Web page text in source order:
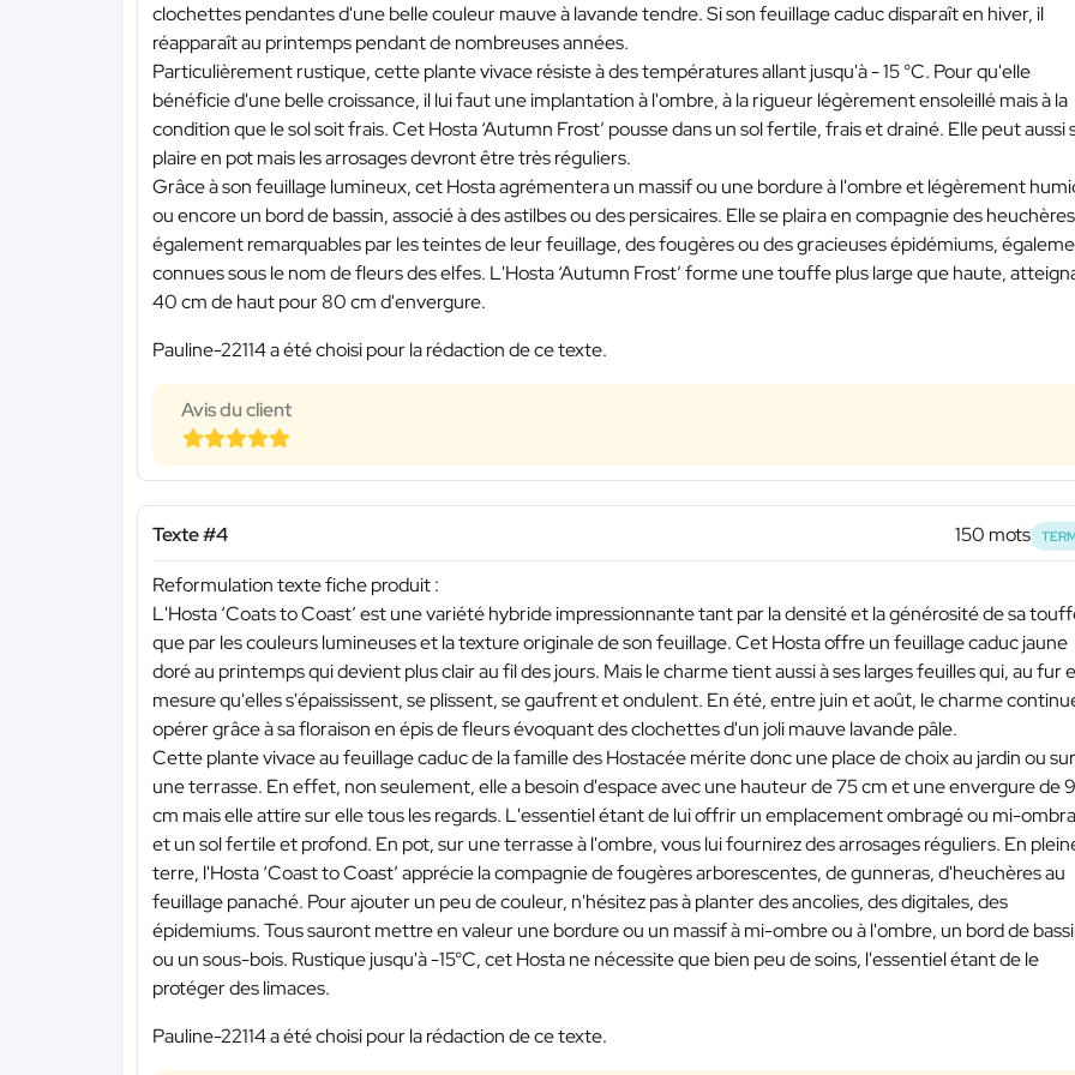
clochettes pendantes d'une belle couleur mauve à lavande tendre. Si son feuillage caduc disparaît en hiver, il
réapparaît au printemps pendant de nombreuses années.
Particulièrement rustique, cette plante vivace résiste à des températures allant jusqu'à - 15 °C. Pour qu'elle
bénéficie d'une belle croissance, il lui faut une implantation à l'ombre, à la rigueur légèrement ensoleillé mais à la
condition que le sol soit frais. Cet Hosta ‘Autumn Frost’ pousse dans un sol fertile, frais et drainé. Elle peut aussi
plaire en pot mais les arrosages devront être très réguliers.
Grâce à son feuillage lumineux, cet Hosta agrémentera un massif ou une bordure à l'ombre et légèrement
ou encore un bord de bassin, associé à des astilbes ou des persicaires. Elle se plaira en compagnie des
également remarquables par les teintes de leur feuillage, des fougères ou des gracieuses épidémiums,
connues sous le nom de fleurs des elfes. L'Hosta ‘Autumn Frost’ forme une touffe plus large que haute,
40 cm de haut pour 80 cm d'envergure.
Pauline-22114 a été choisi pour la rédaction de ce texte.
Avis du client
Texte #4 150 mots
Reformulation texte fiche produit :
L'Hosta ‘Coats to Coast’ est une variété hybride impressionnante tant par la densité et la générosité de sa
que par les couleurs lumineuses et la texture originale de son feuillage. Cet Hosta offre un feuillage caduc jaune
doré au printemps qui devient plus clair au fil des jours. Mais le charme tient aussi à ses larges feuilles qui, au fur
mesure qu'elles s'épaississent, se plissent, se gaufrent et ondulent. En été, entre juin et août, le charme
opérer grâce à sa floraison en épis de fleurs évoquant des clochettes d'un joli mauve lavande pâle.
Cette plante vivace au feuillage caduc de la famille des Hostacée mérite donc une place de choix au jardin ou sur
une terrasse. En effet, non seulement, elle a besoin d'espace avec une hauteur de 75 cm et une envergure de
cm mais elle attire sur elle tous les regards. L'essentiel étant de lui offrir un emplacement ombragé ou mi-
et un sol fertile et profond. En pot, sur une terrasse à l'ombre, vous lui fournirez des arrosages réguliers. En
terre, l'Hosta ‘Coast to Coast’ apprécie la compagnie de fougères arborescentes, de gunneras, d'heuchères au
feuillage panaché. Pour ajouter un peu de couleur, n'hésitez pas à planter des ancolies, des digitales, des
épidemiums. Tous sauront mettre en valeur une bordure ou un massif à mi-ombre ou à l'ombre, un bord de
ou un sous-bois. Rustique jusqu'à -15°C, cet Hosta ne nécessite que bien peu de soins, l'essentiel étant de le
protéger des limaces.
Pauline-22114 a été choisi pour la rédaction de ce texte.